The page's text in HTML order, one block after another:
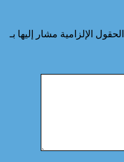
الحقول الإلزامية مشار إليها بـ